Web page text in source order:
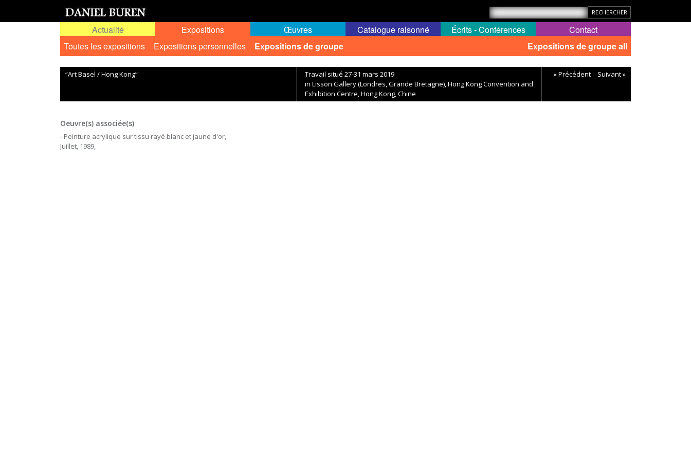
Actualité
Expositions
Toutes les expositions
Expositions personnelles Expositions de groupe Expositions de groupe all
Œuvres Catalogue raisonné Écrits - Conférences Contact
“Art Basel / Hong Kong”
Travail situé 27-31 mars 2019
in Lisson Gallery (Londres, Grande Bretagne), Hong Kong Convention and
Exhibition Centre, Hong Kong, Chine
« Précédent Suivant »
Oeuvre(s) associée(s)
- Peinture acrylique sur tissu rayé blanc et jaune d'or,
Juillet, 1989,